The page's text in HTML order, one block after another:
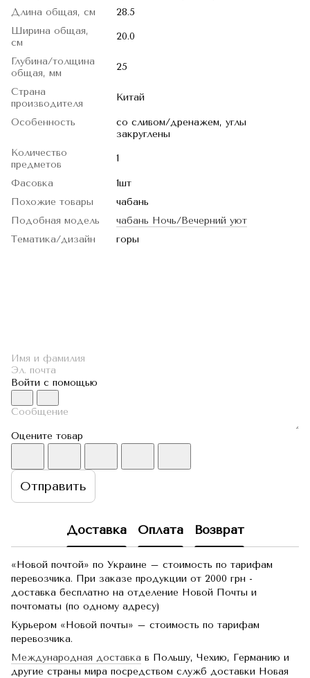
Длина общая, см
28.5
Ширина общая,
см
20.0
Глубина/толщина
общая, мм
25
Страна
производителя
Китай
Особенность
со сливом/дренажем, углы
закруглены
Количество
предметов
1
Фасовка
1шт
Похожие товары
чабань
Подобная модель
чабань Ночь/Вечерний уют
Тематика/дизайн
горы
Войти с помощью
Оцените товар
Отправить
Доставка Оплата Возврат
«Новой почтой» по Украине – стоимость по тарифам
перевозчика. При заказе продукции от 2000 грн -
доставка бесплатно на отделение Новой Почты и
почтоматы (по одному адресу)
Курьером «Новой почты» – стоимость по тарифам
перевозчика.
Международная доставка в Польшу, Чехию, Германию и
другие страны мира посредством служб доставки Новая